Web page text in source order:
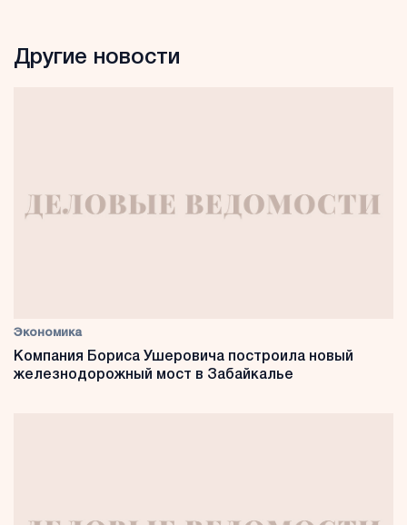
Другие новости
Экономика
Компания Бориса Ушеровича построила новый
железнодорожный мост в Забайкалье